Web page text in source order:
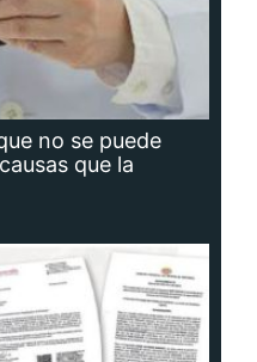
no se puede
que la